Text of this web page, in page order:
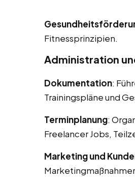
Fitnessprinzipien.
Administration
Dokumentation:
Trainingspläne und
Terminplanung:
Freelancer Jobs,
Marketing und